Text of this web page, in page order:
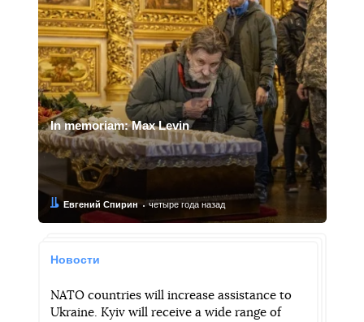
In memoriam: Max Levin
Автор:Евгений Спирин
Дата: четыре года назад
Новости
NATO countries will increase assistance to
Ukraine. Kyiv will receive a wide range of